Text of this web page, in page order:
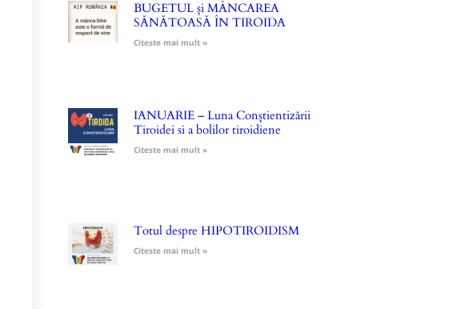
BUGETUL și MÂNCAREA
SĂNĂTOASĂ ÎN TIROIDA
Citeste mai mult »
IANUARIE – Luna Conștientizării
Tiroidei si a bolilor tiroidiene
Citeste mai mult »
Totul despre HIPOTIROIDISM
Citeste mai mult »